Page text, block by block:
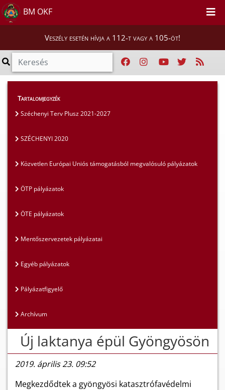
BM OKF
Veszély esetén hívja a 112-t vagy a 105-öt!
Szakmai tájékoztatók
SZÉCHENYI 2020
Tartalomjegyzék
Széchenyi Terv Plusz 2021-2027
SZÉCHENYI 2020
Közvetlen Európai Uniós támogatásból megvalósuló pályázatok
ÖTP pályázatok
ÖTE pályázatok
Mentőszervezetek pályázatai
Egyéb pályázatok
Pályázatfigyelő
Archívum
Új laktanya épül Gyöngyösön
2019. április 23. 09:52
Megkezdődtek a gyöngyösi katasztrófavédelmi